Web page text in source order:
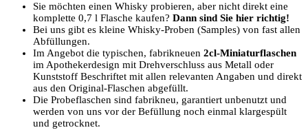
Sie möchten einen Whisky probieren, aber nicht direkt eine
komplette 0,7 l Flasche kaufen? Dann sind Sie hier richtig!
Bei uns gibt es kleine Whisky-Proben (Samples) von fast allen
Abfüllungen.
Im Angebot die typischen, fabrikneuen 2cl-Miniaturflaschen
im Apothekerdesign mit Drehverschluss aus Metall oder
Kunststoff Beschriftet mit allen relevanten Angaben und direkt
aus den Original-Flaschen abgefüllt.
Die Probeflaschen sind fabrikneu, garantiert unbenutzt und
werden von uns vor der Befüllung noch einmal klargespült
und getrocknet.